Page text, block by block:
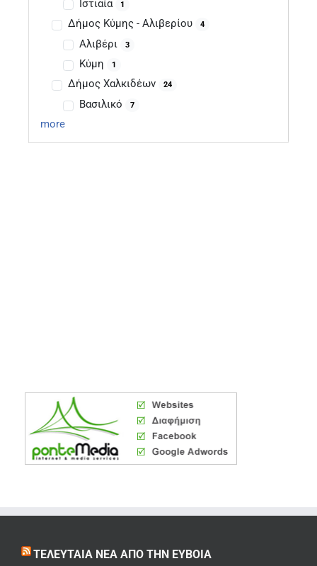
Ιστιαία 1
Δήμος Κύμης - Αλιβερίου 4
Αλιβέρι 3
Κύμη 1
Δήμος Χαλκιδέων 24
Βασιλικό 7
more
ΤΕΛΕΥΤΑΊΑ ΝΈΑ ΑΠΌ ΤΗΝ ΕΎΒΟΙΑ